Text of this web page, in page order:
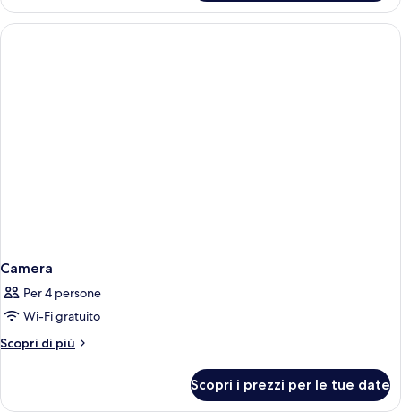
Camera
Per 4 persone
Wi-Fi gratuito
Scopri di più
Altri
Scopri i prezzi per le tue date